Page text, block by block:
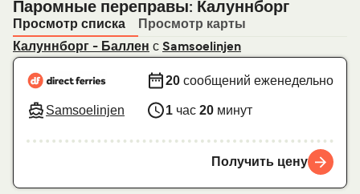
Паромные переправы: Калуннборг
Просмотр списка
Просмотр карты
Калуннборг - Баллен с Samsoelinjen
Samsoelinjen
20 сообщений еженедельно
1 час 20 минут
Получить цену